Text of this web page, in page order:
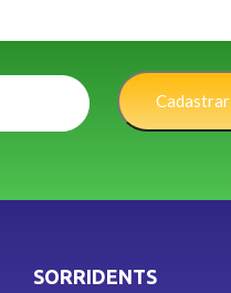
Cadastrar
SORRIDENTS